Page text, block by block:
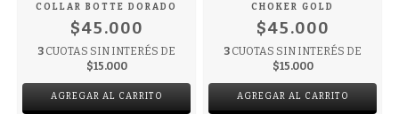
COLLAR BOTTE DORADO
$45.000
3 CUOTAS SIN INTERÉS DE
$15.000
CHOKER GOLD
$45.000
3 CUOTAS SIN INTERÉS DE
$15.000